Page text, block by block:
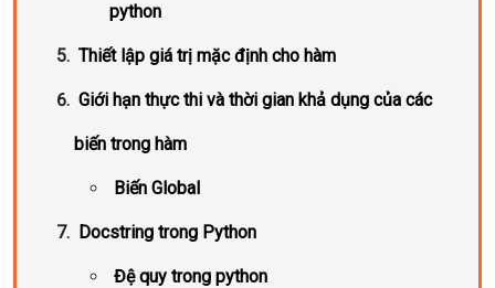
python
Thiết lập giá trị mặc định cho hàm
Giới hạn thực thi và thời gian khả dụng của các
biến trong hàm
Biến Global
Docstring trong Python
Đệ quy trong python